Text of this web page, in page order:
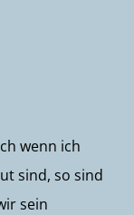
wenn ich
sind, so sind
sein